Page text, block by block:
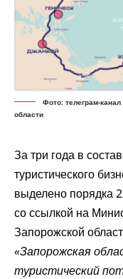
Фото: телеграм-
области
За три года в
туристического
выделено порядка
со ссылкой на
Запорожской
«Запорожская
туристический